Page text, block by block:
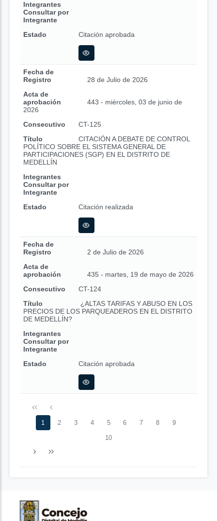
Integrantes
Consultar por
Integrante
Estado
Citación aprobada
Fecha de
Registro
28 de Julio de 2026
Acta de
aprobación
443 - miércoles, 03 de junio de
2026
Consecutivo
CT-125
Título
CITACIÓN A DEBATE DE CONTROL
POLÍTICO SOBRE EL SISTEMA GENERAL DE
PARTICIPACIONES (SGP) EN EL DISTRITO DE
MEDELLÍN
Integrantes
Consultar por
Integrante
Estado
Citación realizada
Fecha de
Registro
2 de Julio de 2026
Acta de
aprobación
435 - martes, 19 de mayo de 2026
Consecutivo
CT-124
Título
¿ALTAS TARIFAS Y ABUSO EN LOS
PRECIOS DE LOS PARQUEADEROS EN EL DISTRITO
DE MEDELLÍN?
Integrantes
Consultar por
Integrante
Estado
Citación aprobada
1 2 3 4 5 6 7 8 9
10